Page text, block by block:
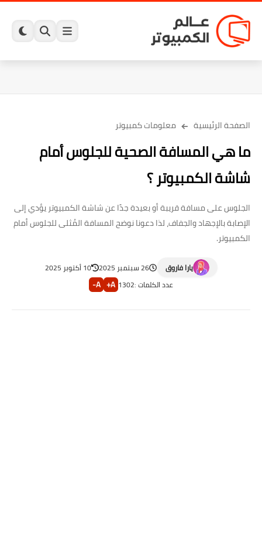
الصفحة الرئيسية معلومات كمبيوتر
ما هي المسافة الصحية للجلوس أمام
شاشة الكمبيوتر ؟
الجلوس على مسافة قريبة أو بعيدة جدًا عن شاشة الكمبيوتر يؤدي إلى
الإصابة بالإجهاد والجفاف، لذا دعونا نوضح المسافة المُثلى للجلوس أمام
الكمبيوتر.
يارا فاروق 26 سبتمبر 2025
10 أكتوبر 2025
عدد الكلمات :1302
A+
A-